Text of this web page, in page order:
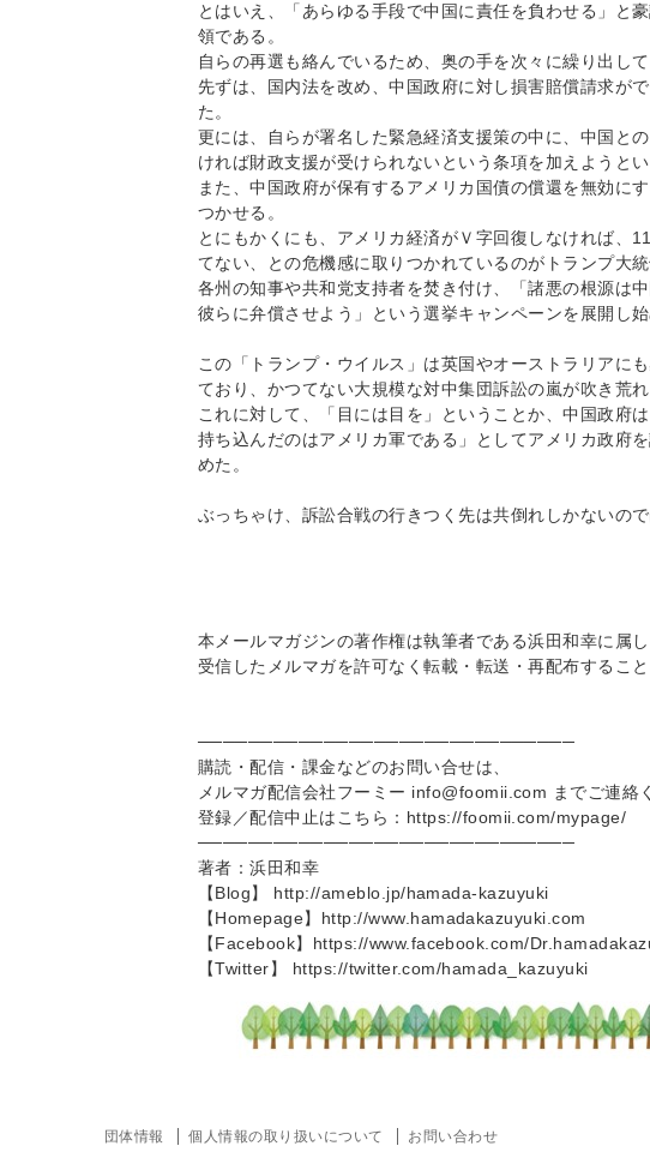
とはいえ、「あらゆる手段で中国に責任を負わせる」と
領である。
自らの再選も絡んでいるため、奥の手を次々に繰り出して
先ずは、国内法を改め、中国政府に対し損害賠償請求が
た。
更には、自らが署名した緊急経済支援策の中に、中国と
ければ財政支援が受けられないという条項を加えようとい
また、中国政府が保有するアメリカ国債の償還を無効に
つかせる。
とにもかくにも、アメリカ経済がＶ字回復しなければ、
てない、との危機感に取りつかれているのがトランプ大統
各州の知事や共和党支持者を焚き付け、「諸悪の根源は
彼らに弁償させよう」という選挙キャンペーンを展開し始
この「トランプ・ウイルス」は英国やオーストラリアに
ており、かつてない大規模な対中集団訴訟の嵐が吹き荒れ
これに対して、「目には目を」ということか、中国政府
持ち込んだのはアメリカ軍である」としてアメリカ政府
めた。
ぶっちゃけ、訴訟合戦の行きつく先は共倒れしかないので
本メールマガジンの著作権は執筆者である浜田和幸に属し
受信したメルマガを許可なく転載・転送・再配布すること
──────────────────────────────
購読・配信・課金などのお問い合せは、
メルマガ配信会社フーミー info@foomii.com までご連絡
登録／配信中止はこちら： https://foomii.com/mypage/
──────────────────────────────
著者：浜田和幸
【Blog】 http://ameblo.jp/hamada-kazuyuki
【Homepage】 http://www.hamadakazuyuki.com
【Facebook】 https://www.facebook.com/
【Twitter】 https://twitter.com/hamada_kazuyuki
団体情報 個人情報の取り扱いについて お問い合わせ